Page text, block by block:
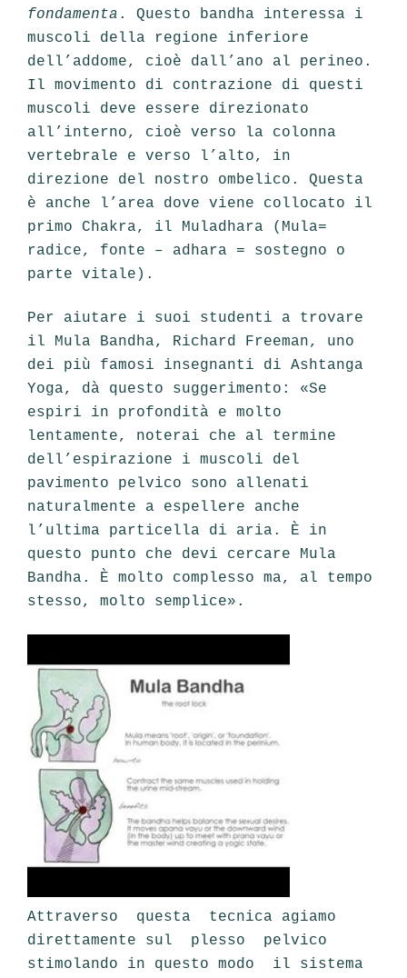
fondamenta . Questo bandha interessa i
muscoli della regione inferiore
dell’addome, cioè dall’ano al perineo.
Il movimento di contrazione di questi
muscoli deve essere direzionato
all’interno, cioè verso la colonna
vertebrale e verso l’alto, in
direzione del nostro ombelico. Questa
è anche l’area dove viene collocato il
primo Chakra, il Muladhara (Mula=
radice, fonte – adhara = sostegno o
parte vitale).
Per aiutare i suoi studenti a trovare
il Mula Bandha, Richard Freeman, uno
dei più famosi insegnanti di Ashtanga
Yoga, dà questo suggerimento: «Se
espiri in profondità e molto
lentamente, noterai che al termine
dell’espirazione i muscoli del
pavimento pelvico sono allena­ti
naturalmente a espellere anche
l’ultima particella di aria. È in
questo punto che de­vi cercare Mula
Bandha. È molto complesso ma, al tempo
stesso, molto semplice».
Attraverso questa tecnica agiamo
direttamente sul plesso pelvico
stimolando in questo modo il sistema